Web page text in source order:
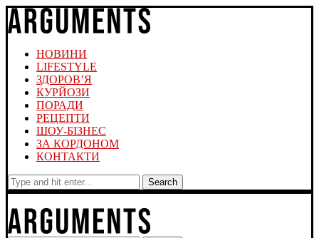
НОВИНИ
LIFESTYLE
ЗДОРОВ’Я
КУРЙОЗИ
ПОРАДИ
РЕЦЕПТИ
ШОУ-БІЗНЕС
ЗА КОРДОНОМ
КОНТАКТИ
Search